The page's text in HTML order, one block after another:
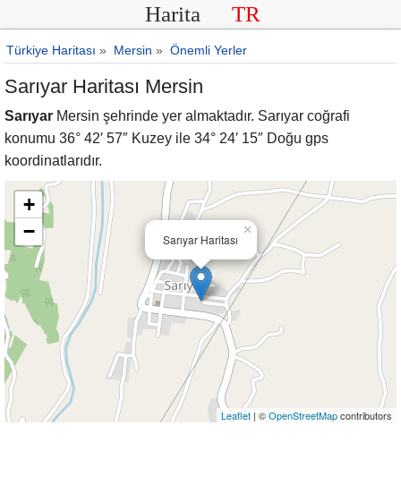
Harita TR
Türkiye Haritası » Mersin » Önemli Yerler
Sarıyar Haritası Mersin
Sarıyar Mersin şehrinde yer almaktadır. Sarıyar coğrafi
konumu 36° 42′ 57″ Kuzey ile 34° 24′ 15″ Doğu gps
koordinatlarıdır.
Sarıyar Haritası
×
+
−
Leaflet | ©OpenStreetMapcontributors